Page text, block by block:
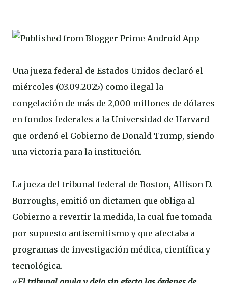
Una jueza federal de Estados Unidos declaró el
miércoles (03.09.2025) como ilegal la
congelación de más de 2,000 millones de dólares
en fondos federales a la Universidad de Harvard
que ordenó el Gobierno de Donald Trump, siendo
una victoria para la institución.
La jueza del tribunal federal de Boston, Allison D.
Burroughs, emitió un dictamen que obliga al
Gobierno a revertir la medida, la cual fue tomada
por supuesto antisemitismo y que afectaba a
programas de investigación médica, científica y
tecnológica.